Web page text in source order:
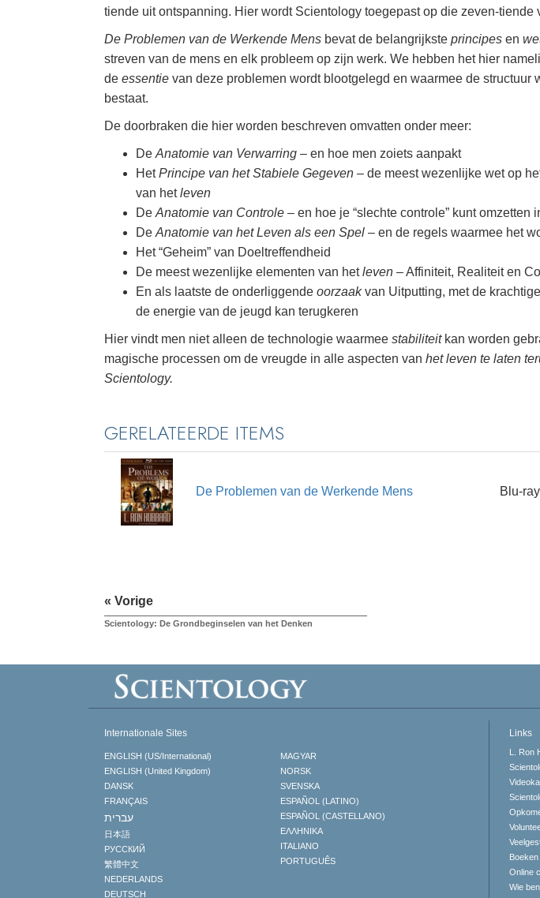
tiende uit ontspanning. Hier wordt Scientology toegepast op die zeven-tiende
De Problemen van de Werkende Mens bevat de belangrijkste principes en
streven van de mens en elk probleem op zijn werk. We hebben het hier
de essentie van deze problemen wordt blootgelegd en waarmee de structuur
bestaat.
De doorbraken die hier worden beschreven omvatten onder meer:
De Anatomie van Verwarring – en hoe men zoiets aanpakt
HetPrincipe van het Stabiele Gegeven – de meest wezenlijke wet op
van hetleven
De Anatomie van Controle – en hoe je “slechte controle” kunt omzetten
De Anatomie van het Leven als een Spel – en de regels waarmee het
Het “Geheim” van Doeltreffendheid
De meest wezenlijke elementen van hetleven – Affiniteit, Realiteit en
En als laatste de onderliggende oorzaakvan Uitputting, met de
de energie van de jeugd kan terugkeren
Hier vindt men niet alleen de technologie waarmee stabiliteitkan worden
magische processen om de vreugde in alle aspecten van het leven te laten
Scientology.
GERELATEERDE ITEMS
De Problemen van de Werkende Mens Blu-
« Vorige
Scientology: De Grondbeginselen van het Denken
Internationale Sites
ENGLISH (US/International)
ENGLISH (United Kingdom)
DANSK
FRANÇAIS
עברית
日本語
РУССКИЙ
繁體中文
NEDERLANDS
DEUTSCH
MAGYAR
NORSK
SVENSKA
ESPAÑOL (LATINO)
ESPAÑOL (CASTELLANO)
ΕΛΛΗΝΙΚA
ITALIANO
PORTUGUÊS
Links
L. Ron
Boeken
Online
Wie